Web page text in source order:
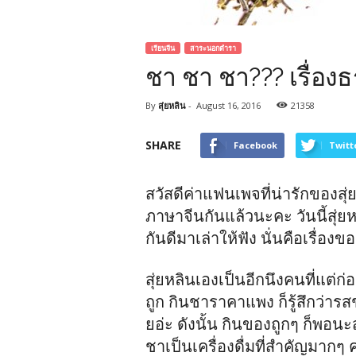
เรียนจีน สาระนอกตำรา
ชา ชา ชา??? เรื่อ
By สุ่ยหลิน- August 16, 2016 21358
SHARE Facebook
สวัสดีค่าแฟนเพจที่น่ารักของสุ่
ภาษาจีนกันแล้วนะคะ วันนี้สุ่ย
กันดีมาเล่าให้ฟัง นั่นคือเรื่องขอ
สุ่ยหลินเองเป็นอีกนึงคนที่แต่ก่อ
ถูก กินชาราคาแพง ก็รู้สึกว่าร
ยอ่ะ ดังนั้น กินของถูกๆ ก็พอน
ชาเป็นเครื่องดื่มที่สำคัญมาก